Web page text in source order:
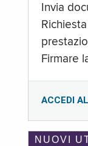
Invia
Firmare
ACCEDI
NUOVI